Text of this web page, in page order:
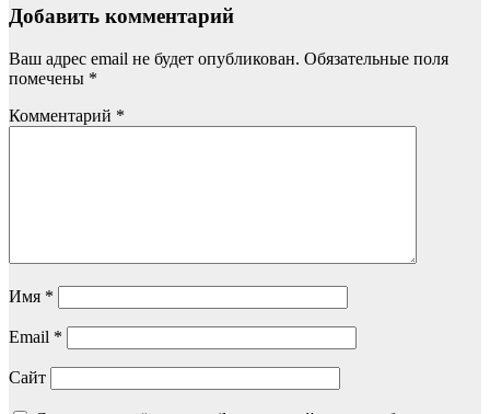
Добавить комментарий
Ваш адрес email не будет опубликован. Обязательные поля
помечены *
Комментарий *
Имя *
Email *
Сайт